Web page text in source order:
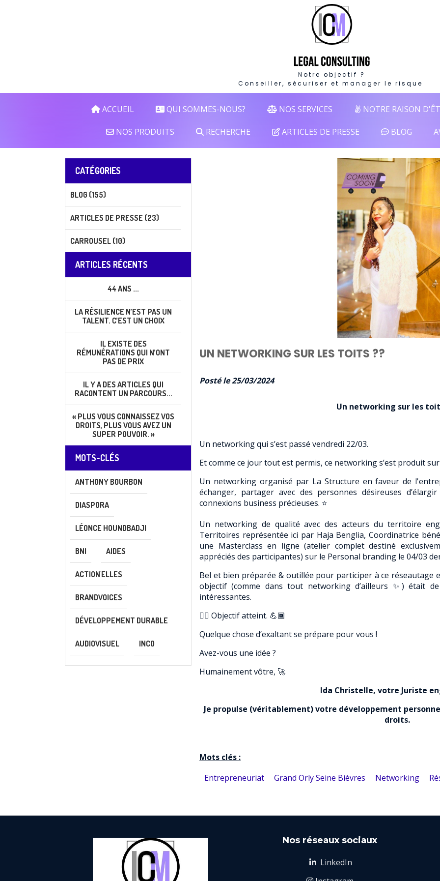
Notre objectif ?
Conseiller, sécuriser et manager le risque
ACCUEIL QUI SOMMES-NOUS? NOS SERVICES NOTRE RAISON
NOS PRODUITS RECHERCHE ARTICLES DE PRESSE BLOG
UN NETWORKING SUR LES TOITS ??
Posté le 25/03/2024
Un networking sur les
Un networking qui s’est passé vendredi 22/03.
Et comme ce jour tout est permis, ce networking s’est produit
Un networking organisé par La Structure en faveur de
échanger, partager avec des personnes désireuses
connexions business précieuses. ⭐️
Un networking de qualité avec des acteurs du territoire
Territoires représentée ici par Haja Benglia, Coordinatrice
une Masterclass en ligne (atelier complet destiné
appréciés des participantes) sur le Personal branding le 04/03
Bel et bien préparée & outillée pour participer à ce réseautage
objectif (comme dans tout networking d’ailleurs ✨) était
intéressantes.
👉🏽 Objectif atteint. 💪🏾
Quelque chose d’exaltant se prépare pour vous !
Avez-vous une idée ?
Humainement vôtre, 🚀
Ida Christelle, votre Juriste
Je propulse (véritablement) votre développement
droits.
Mots clés :
Entrepreneuriat
Grand Orly Seine Bièvres Networking
CATÉGORIES
BLOG (155)
ARTICLES DE PRESSE (23)
CARROUSEL (10)
ARTICLES RÉCENTS
44 ANS ...
LA RÉSILIENCE N’EST PAS UN
TALENT. C’EST UN CHOIX
IL EXISTE DES
RÉMUNÉRATIONS QUI N’ONT
PAS DE PRIX
IL Y A DES ARTICLES QUI
RACONTENT UN PARCOURS...
« PLUS VOUS CONNAISSEZ VOS
DROITS, PLUS VOUS AVEZ UN
SUPER POUVOIR. »
MOTS-CLÉS
ANTHONY BOURBON
DIASPORA
LÉONCE HOUNDBADJI
BNI AIDES
ACTION'ELLES
BRANDVOICES
DÉVELOPPEMENT DURABLE
AUDIOVISUEL INCO
Nos réseaux sociaux
 LinkedIn